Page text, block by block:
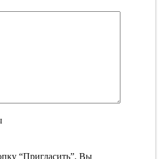
“Пригласить”, Вы